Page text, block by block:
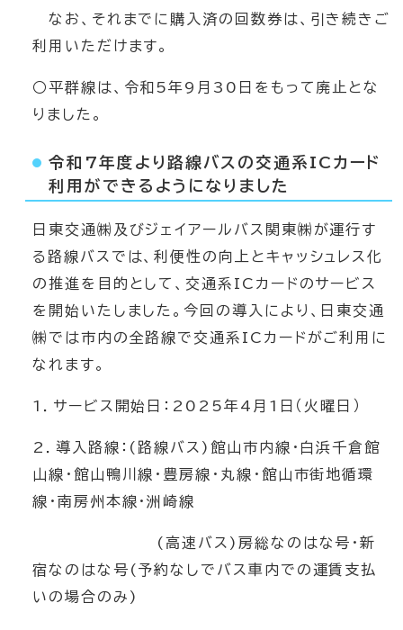
なお、それまでに購入済の回数券は、引き続きご
利用いただけます。
○平群線は、令和5年9月30日をもって廃止とな
りました。
令和7年度より路線バスの交通系ICカード
利用ができるようになりました
日東交通㈱及びジェイアールバス関東㈱が運行す
る路線バスでは、利便性の向上とキャッシュレス化
の推進を目的として、交通系ICカードのサービス
を開始いたしました。今回の導入により、日東交通
㈱では市内の全路線で交通系ICカードがご利用に
なれます。
1．サービス開始日：2025年4月1日（火曜日）
2．導入路線：(路線バス)館山市内線・白浜千倉館
山線・館山鴨川線・豊房線・丸線・館山市街地循環
線・南房州本線・洲崎線
(高速バス)房総なのはな号・新
宿なのはな号(予約なしでバス車内での運賃支払
いの場合のみ)